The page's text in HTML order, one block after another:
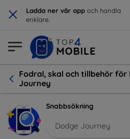
× Ladda ner vår app och handla
enklare.
Fodral, skal och tillbehör för
Journey
Snabbsökning
Dodge Journey